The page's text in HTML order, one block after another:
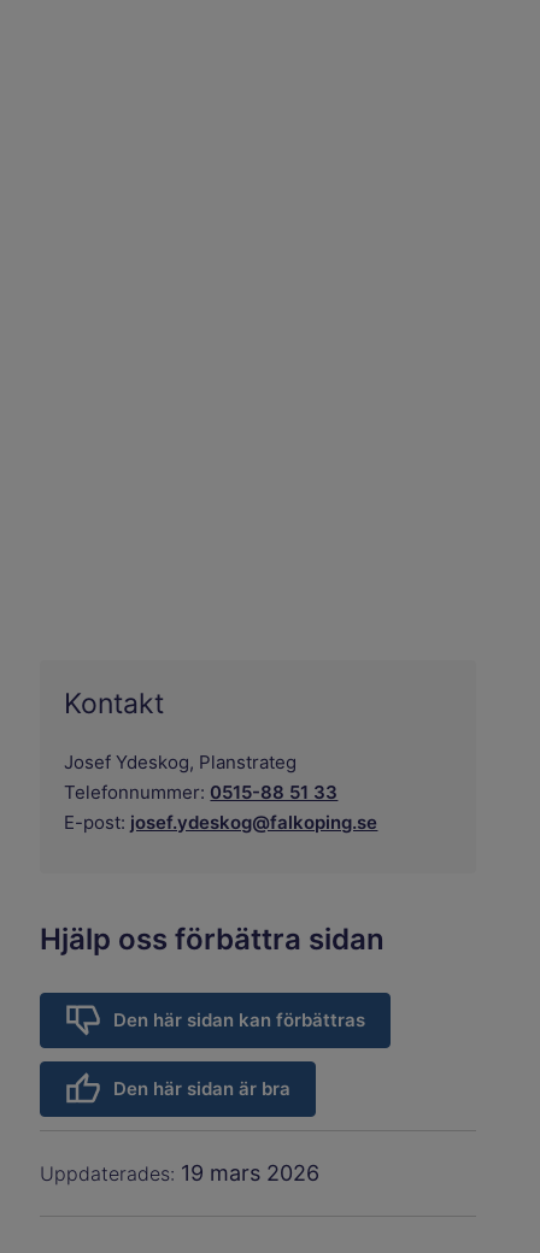
Kontakt
Josef Ydeskog, Planstrateg
Telefonnummer: 0515-88 51 33
E-post: josef.ydeskog@falkoping.se
Hjälp oss förbättra sidan
Den här sidan kan förbättras
Den här sidan är bra
Uppdaterades: 19 mars 2026